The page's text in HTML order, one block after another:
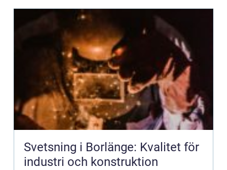
Svetsning i Borlänge: Kvalitet för
industri och konstruktion